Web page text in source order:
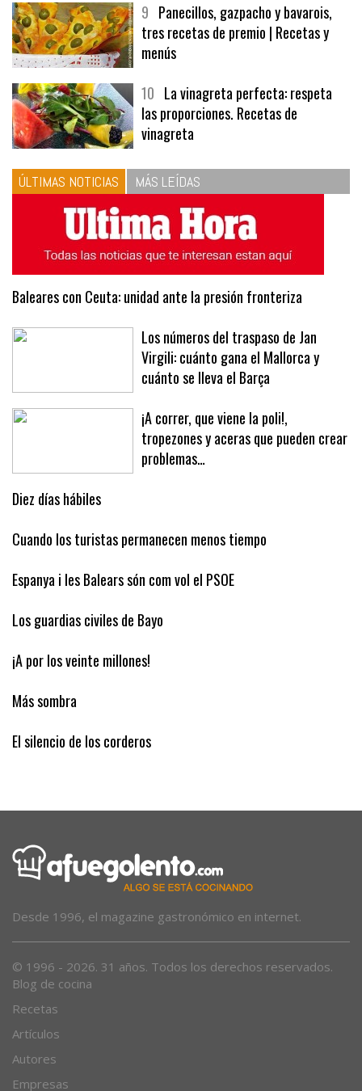
9 Panecillos, gazpacho y bavarois,
tres recetas de premio | Recetas y
menús
10 La vinagreta perfecta: respeta
las proporciones. Recetas de
vinagreta
ÚLTIMAS NOTICIAS MÁS LEÍDAS
Baleares con Ceuta: unidad ante la presión fronteriza
Los números del traspaso de Jan
Virgili: cuánto gana el Mallorca y
cuánto se lleva el Barça
¡A correr, que viene la poli!,
tropezones y aceras que pueden crear
problemas…
Diez días hábiles
Cuando los turistas permanecen menos tiempo
Espanya i les Balears són com vol el PSOE
Los guardias civiles de Bayo
¡A por los veinte millones!
Más sombra
El silencio de los corderos
Desde 1996, el magazine gastronómico en internet.
© 1996 - 2026. 31 años. Todos los derechos reservados.
Blog de cocina
Recetas
Artículos
Autores
Empresas